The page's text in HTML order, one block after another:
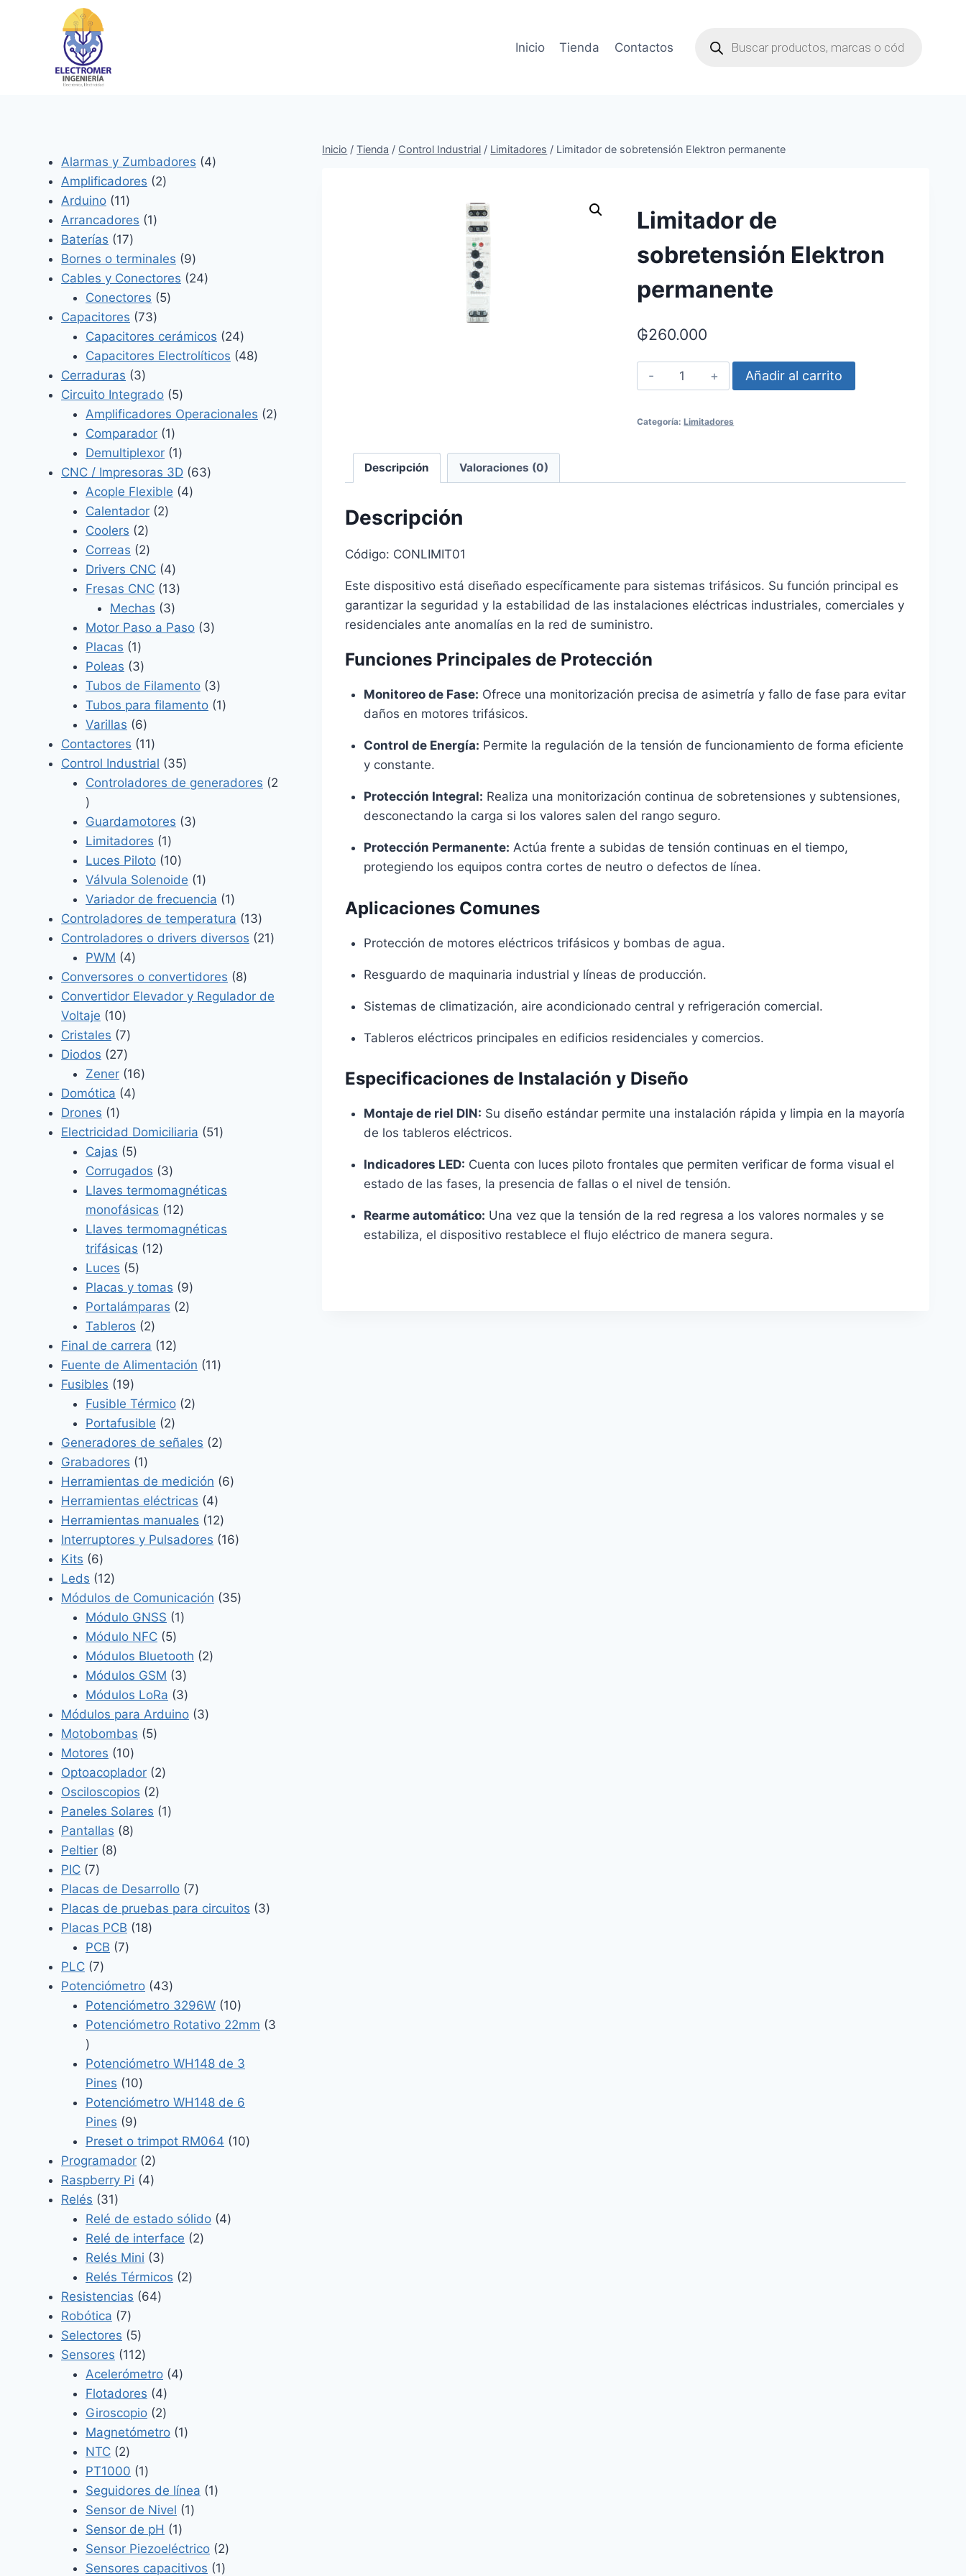
Inicio Tienda Contactos
productos
Inicio / Tienda / Control Industrial / Limitadores / Limitador de sobretensión Elektron permanente
Limitador de
sobretensión Elektron
permanente
₲260.000
Limitador
de
Elektron
Añadir al carrito
Categoría:Limitadores
Descripción Valoraciones (0)
Descripción
Código: CONLIMIT01
Este dispositivo está diseñado específicamente para sistemas trifásicos. Su función principal es
garantizar la seguridad y la estabilidad de las instalaciones eléctricas industriales, comerciales y
residenciales ante anomalías en la red de suministro.
Funciones Principales de Protección
Monitoreo de Fase: Ofrece una monitorización precisa de asimetría y fallo de fase para evitar
daños en motores trifásicos.
Control de Energía: Permite la regulación de la tensión de funcionamiento de forma eficiente
y constante.
Protección Integral: Realiza una monitorización continua de sobretensiones y subtensiones,
desconectando la carga si los valores salen del rango seguro.
Protección Permanente: Actúa frente a subidas de tensión continuas en el tiempo,
protegiendo los equipos contra cortes de neutro o defectos de línea.
Aplicaciones Comunes
Protección de motores eléctricos trifásicos y bombas de agua.
Resguardo de maquinaria industrial y líneas de producción.
Sistemas de climatización, aire acondicionado central y refrigeración comercial.
Tableros eléctricos principales en edificios residenciales y comercios.
Especificaciones de Instalación y Diseño
Montaje de riel DIN: Su diseño estándar permite una instalación rápida y limpia en la mayoría
de los tableros eléctricos.
Indicadores LED: Cuenta con luces piloto frontales que permiten verificar de forma visual el
estado de las fases, la presencia de fallas o el nivel de tensión.
Rearme automático: Una vez que la tensión de la red regresa a los valores normales y se
estabiliza, el dispositivo restablece el flujo eléctrico de manera segura.
Alarmas y Zumbadores 44
Amplificadores 22
Arduino 1111
productos
Arrancadores 11
Baterías 1717
productos
Bornes o terminales 99
productos
Cables y Conectores 2424
Conectores 55
Capacitores 7373
productos
Capacitores cerámicos 2424
productos
Capacitores Electrolíticos 4848
Cerraduras 33
productos
Circuito Integrado 55
productos
Amplificadores Operacionales 22
Comparador 11
producto
Demultiplexor 11
producto
CNC / Impresoras 3D 6363
Acople Flexible 44
Calentador 22
Coolers 22
productos
Correas 22
productos
Drivers CNC 44
productos
Fresas CNC 1313
Mechas 33
productos
Motor Paso a Paso 33
Placas 11
producto
Poleas 33
productos
Tubos de Filamento 33
productos
Tubos para filamento 11
Varillas 66
productos
Contactores 1111
productos
Control Industrial 3535
productos
Controladores de generadores
2
2
productos
Guardamotores 33
Limitadores 11
producto
Luces Piloto 1010
productos
Válvula Solenoide 11
producto
Variador de frecuencia 11
producto
Controladores de temperatura 1313
productos
Controladores o drivers diversos 2121
PWM 44
productos
Conversores o convertidores 88
productos
Convertidor Elevador y Regulador de
Voltaje
1010
productos
Cristales 77
productos
Diodos 2727
productos
Zener 1616
Domótica 44
Drones 11
producto
Electricidad Domiciliaria 5151
Cajas 55
productos
Corrugados 33
productos
Llaves termomagnéticas
monofásicas
1212
productos
Llaves termomagnéticas
trifásicas
1212
Luces 55
productos
Placas y tomas 99
productos
Portalámparas 22
Tableros 22
productos
Final de carrera 1212
productos
Fuente de Alimentación 1111
Fusibles 1919
productos
Fusible Térmico 22
Portafusible 22
productos
Generadores de señales 22
Grabadores 11
producto
Herramientas de medición 66
Herramientas eléctricas 44
productos
Herramientas manuales 1212
productos
Interruptores y Pulsadores 1616
Kits 66
productos
Leds 1212
productos
Módulos de Comunicación 3535
Módulo GNSS 11
Módulo NFC 55
productos
Módulos Bluetooth 22
Módulos GSM 33
productos
Módulos LoRa 33
productos
Módulos para Arduino 33
Motobombas 55
Motores 1010
productos
Optoacoplador 22
Osciloscopios 22
productos
Paneles Solares 11
Pantallas 88
Peltier 88
PIC 77
productos
Placas de Desarrollo 77
productos
Placas de pruebas para circuitos 33
Placas PCB 1818
PCB 77
PLC 77
productos
Potenciómetro 4343
productos
Potenciómetro 3296W 1010
productos
Potenciómetro Rotativo 22mm
3
3
productos
Potenciómetro WH148 de 3
Pines
1010
productos
Potenciómetro WH148 de 6
Pines
99
productos
Preset o trimpot RM064 1010
Programador 22
productos
Raspberry Pi 44
Relés 3131
productos
Relé de estado sólido 44
Relé de interface 22
Relés Mini 33
productos
Relés Térmicos 22
Resistencias 6464
Robótica 77
productos
Selectores 55
productos
Sensores 112112
productos
Acelerómetro 44
Flotadores 44
productos
Giroscopio 22
productos
Magnetómetro 11
NTC 22
productos
PT1000 11
producto
Seguidores de línea 11
Sensor de Nivel 11
Sensor de pH 11
producto
Sensor Piezoeléctrico 22
productos
Sensores capacitivos 11